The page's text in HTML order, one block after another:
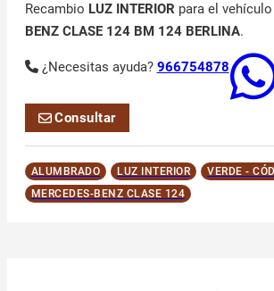
Recambio LUZ INTERIOR para el vehículo
BENZ CLASE 124 BM 124 BERLINA.
¿Necesitas ayuda? 966754878
Consultar
ALUMBRADO LUZ INTERIOR
VERDE -
MERCEDES-BENZ CLASE 124